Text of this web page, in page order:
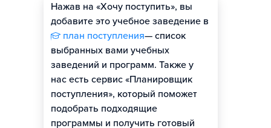
Нажав на «Хочу поступить», вы
добавите это учебное заведение в
план поступления— список
выбранных вами учебных
заведений и программ. Также у
нас есть сервис «Планировщик
поступления», который поможет
подобрать подходящие
программы и получить готовый
Оценить шансы